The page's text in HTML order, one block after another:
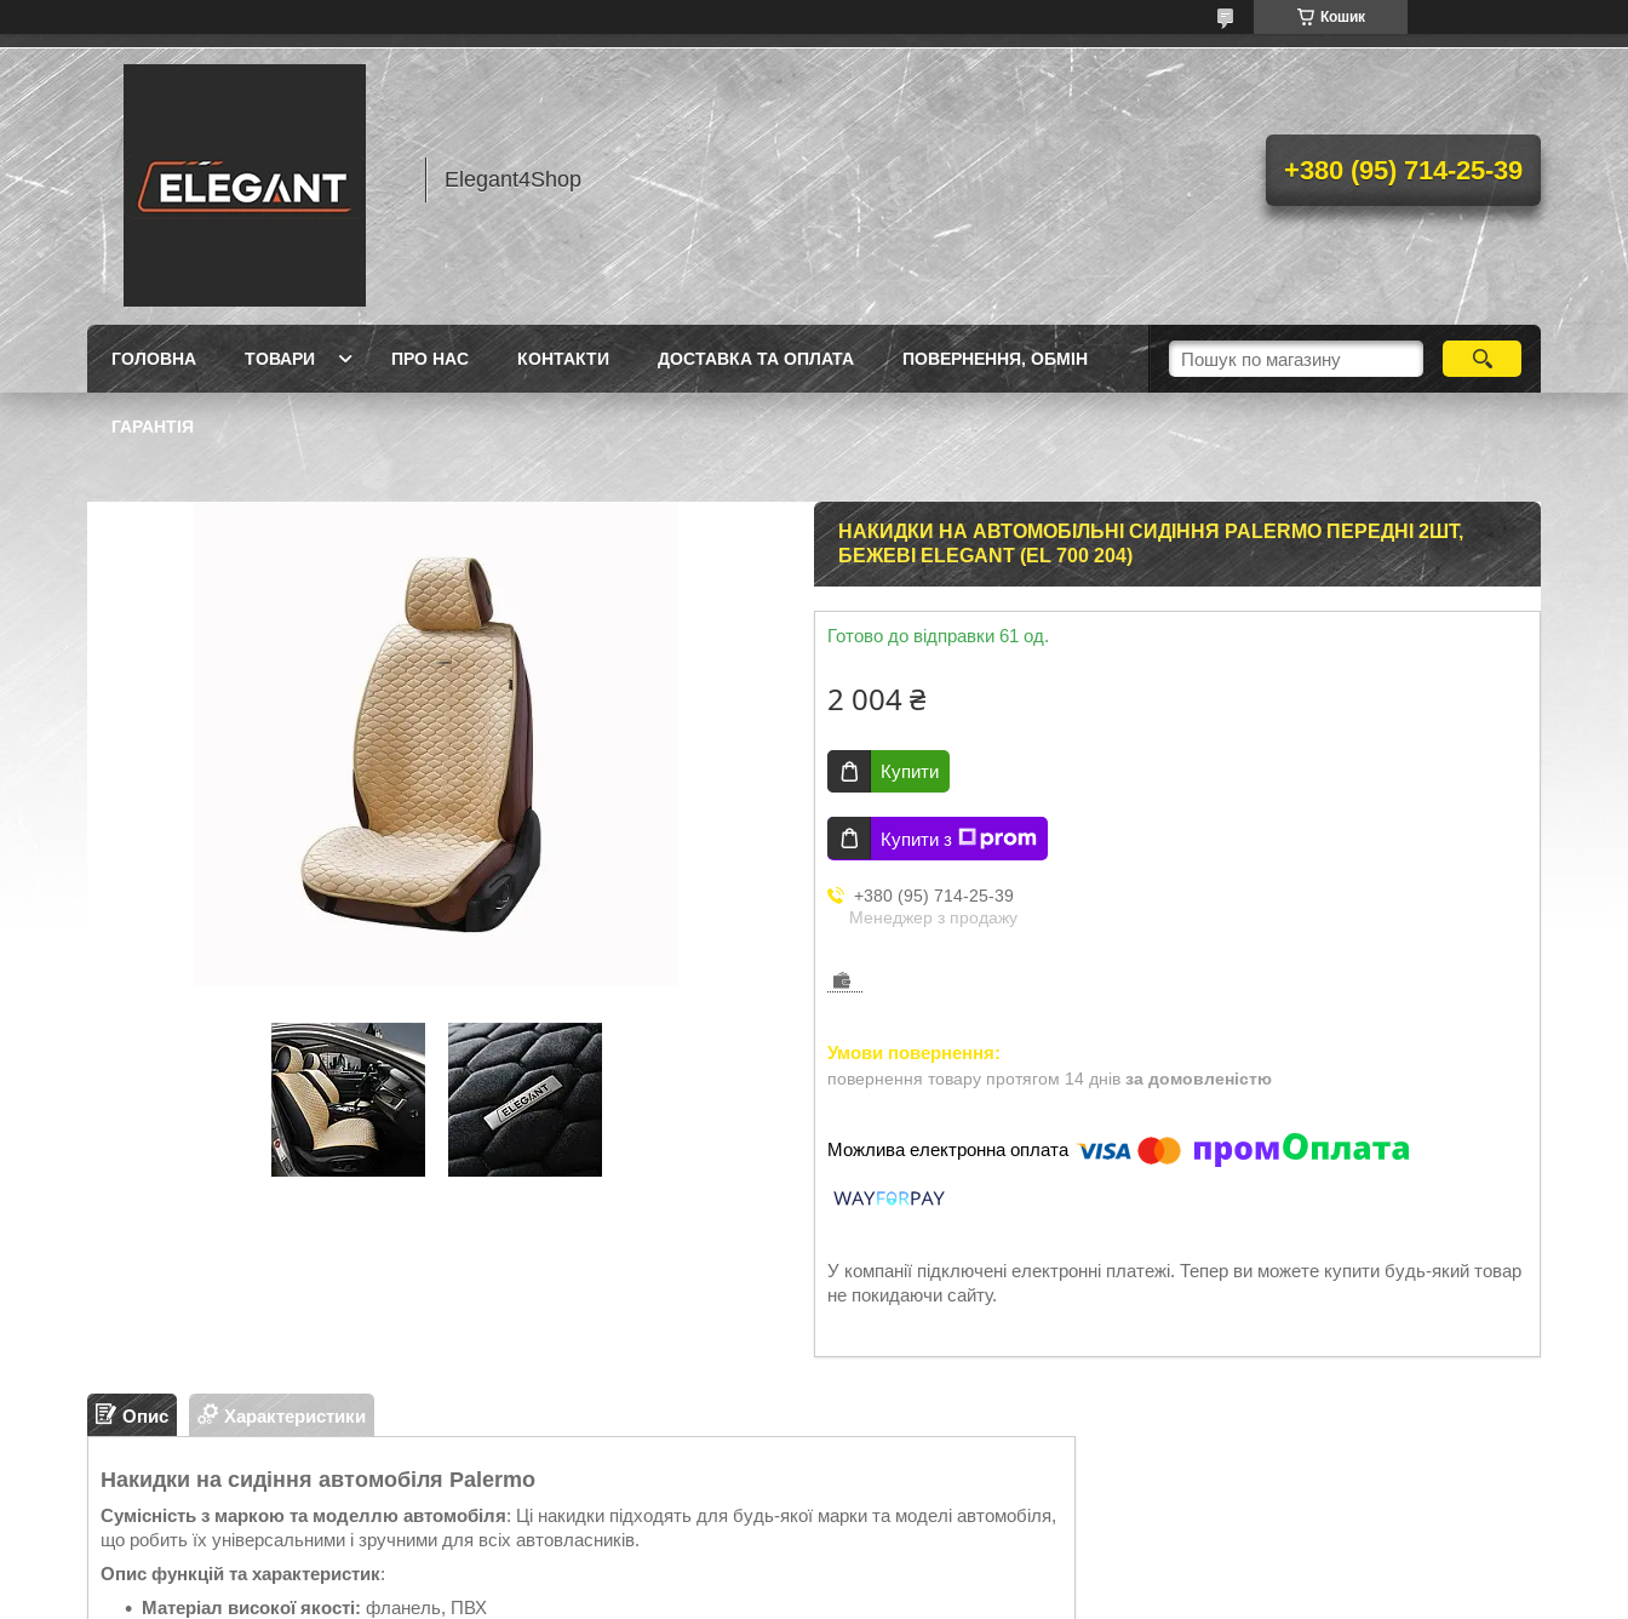
Кошик
Elegant4Shop +380 (95) 714-25-39
ГОЛОВНА ТОВАРИ ПРО НАС КОНТАКТИ ДОСТАВКА ТА ОПЛАТА ПОВЕРНЕННЯ, ОБМІН
ГАРАНТІЯ
НАКИДКИ НА АВТОМОБІЛЬНІ СИДІННЯ PALERMO ПЕРЕДНІ 2ШТ,
БЕЖЕВІ ELEGANT (EL 700 204)
Готово до відправки 61 од.
2 004 ₴
Купити
Купити з
+380 (95) 714-25-39
Менеджер з продажу
повернення товару протягом 14 днів за домовленістю
У компанії підключені електронні платежі. Тепер ви можете купити будь-який товар
не покидаючи сайту.
Опис Характеристики
Накидки на сидіння автомобіля Palermo
Сумісність з маркою та моделлю автомобіля: Ці накидки підходять для будь-якої марки та моделі автомобіля,
що робить їх універсальними і зручними для всіх автовласників.
Опис функцій та характеристик:
Матеріал високої якості: фланель, ПВХ